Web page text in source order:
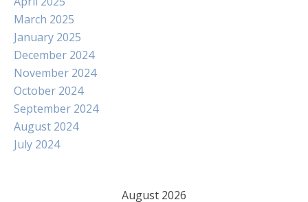
March 2025
January 2025
December 2024
November 2024
October 2024
September 2024
August 2024
July 2024
August 2026